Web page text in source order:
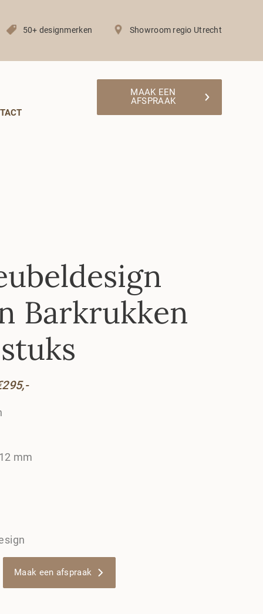
50+ designmerken Showroom regio Utrecht
MAAK EEN
AFSPRAAK
Barkrukken
295,-
mm
Maak een afspraak